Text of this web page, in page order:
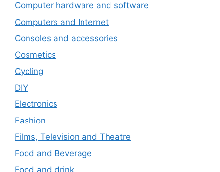
Computer hardware and software
Computers and Internet
Consoles and accessories
Cosmetics
Cycling
DIY
Electronics
Fashion
Films, Television and Theatre
Food and Beverage
Food and drink